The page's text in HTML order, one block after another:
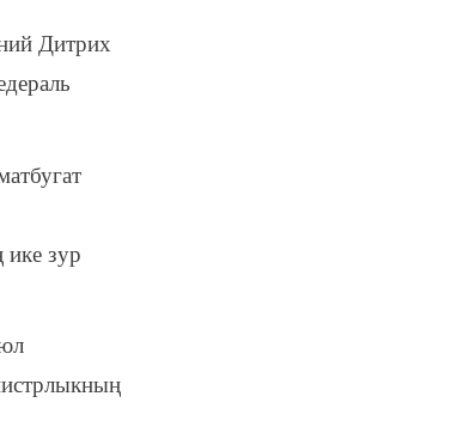
Дитрих
зур